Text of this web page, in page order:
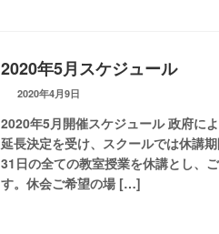
2020年5月スケジュール
2020年4月9日
2020年5月開催スケジュール 政府に
延長決定を受け、スクールでは休講
31日の全ての教室授業を休講とし、
す。休会ご希望の場 […]